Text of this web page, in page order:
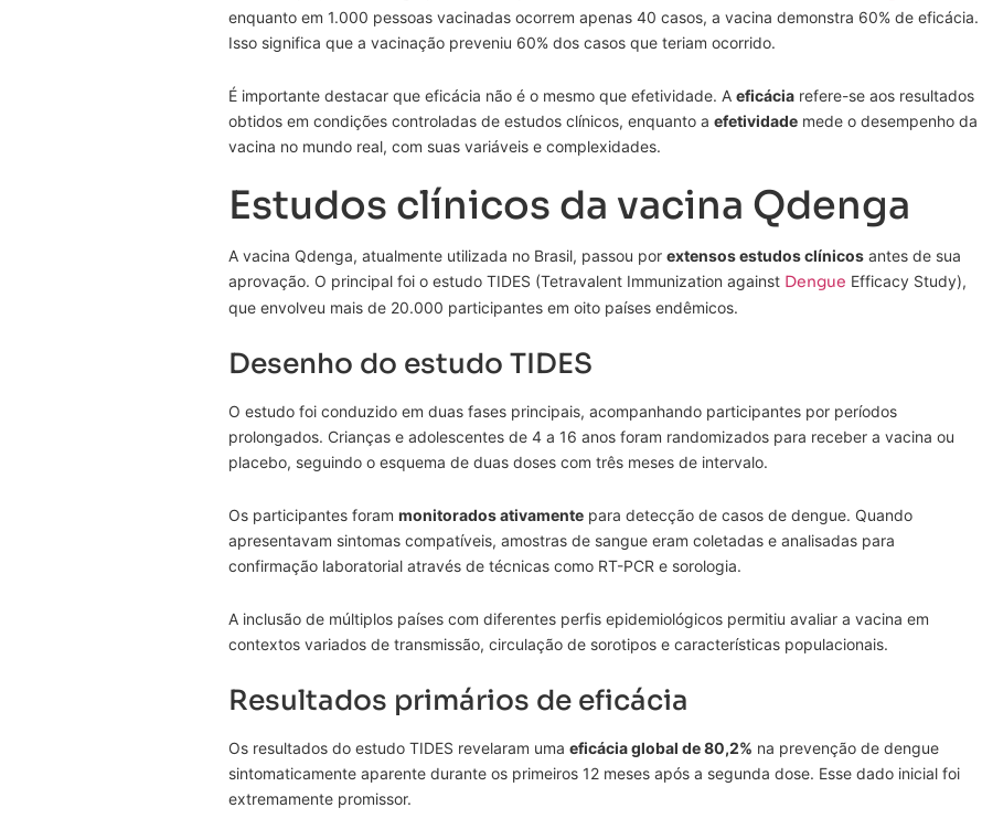
enquanto em 1.000 pessoas vacinadas ocorrem apenas 40 casos, a vacina demonstra 60% de eficácia.
Isso significa que a vacinação preveniu 60% dos casos que teriam ocorrido.
É importante destacar que eficácia não é o mesmo que efetividade. A eficáciarefere-se aos resultados
obtidos em condições controladas de estudos clínicos, enquanto a efetividademede o desempenho da
vacina no mundo real, com suas variáveis e complexidades.
Estudos clínicos da vacina Qdenga
A vacina Qdenga, atualmente utilizada no Brasil, passou por extensos estudos clínicosantes de sua
aprovação. O principal foi o estudo TIDES (Tetravalent Immunization against Dengue Efficacy Study),
que envolveu mais de 20.000 participantes em oito países endêmicos.
Desenho do estudo TIDES
O estudo foi conduzido em duas fases principais, acompanhando participantes por períodos
prolongados. Crianças e adolescentes de 4 a 16 anos foram randomizados para receber a vacina ou
placebo, seguindo o esquema de duas doses com três meses de intervalo.
Os participantes foram monitorados ativamentepara detecção de casos de dengue. Quando
apresentavam sintomas compatíveis, amostras de sangue eram coletadas e analisadas para
confirmação laboratorial através de técnicas como RT-PCR e sorologia.
A inclusão de múltiplos países com diferentes perfis epidemiológicos permitiu avaliar a vacina em
contextos variados de transmissão, circulação de sorotipos e características populacionais.
Resultados primários de eficácia
Os resultados do estudo TIDES revelaram uma eficácia global de 80,2% na prevenção de dengue
sintomaticamente aparente durante os primeiros 12 meses após a segunda dose. Esse dado inicial foi
extremamente promissor.